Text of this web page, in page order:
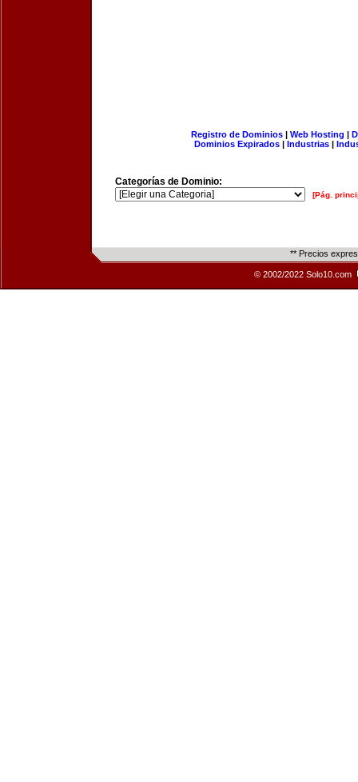
Registro de Dominios| Web Hosting |
Dominios Expirados | Industrias |
Categorías de Dominio:
[Pág.
** Precios
© 2002/2022 Solo10.com